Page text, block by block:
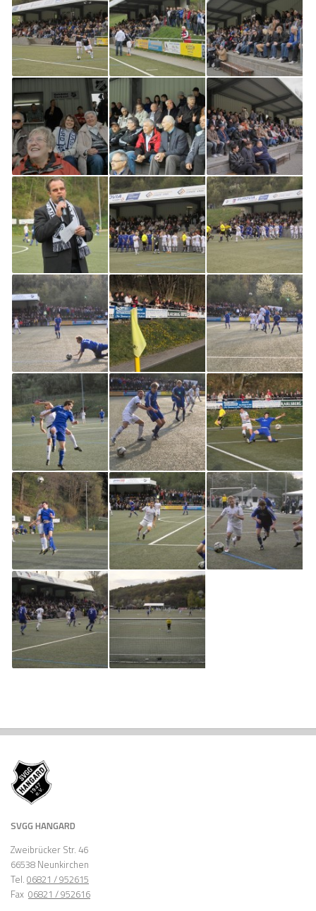
SVGG HANGARD
Zweibrücker Str. 46
66538 Neunkirchen
Tel. 06821 / 952615
Fax 06821 / 952616